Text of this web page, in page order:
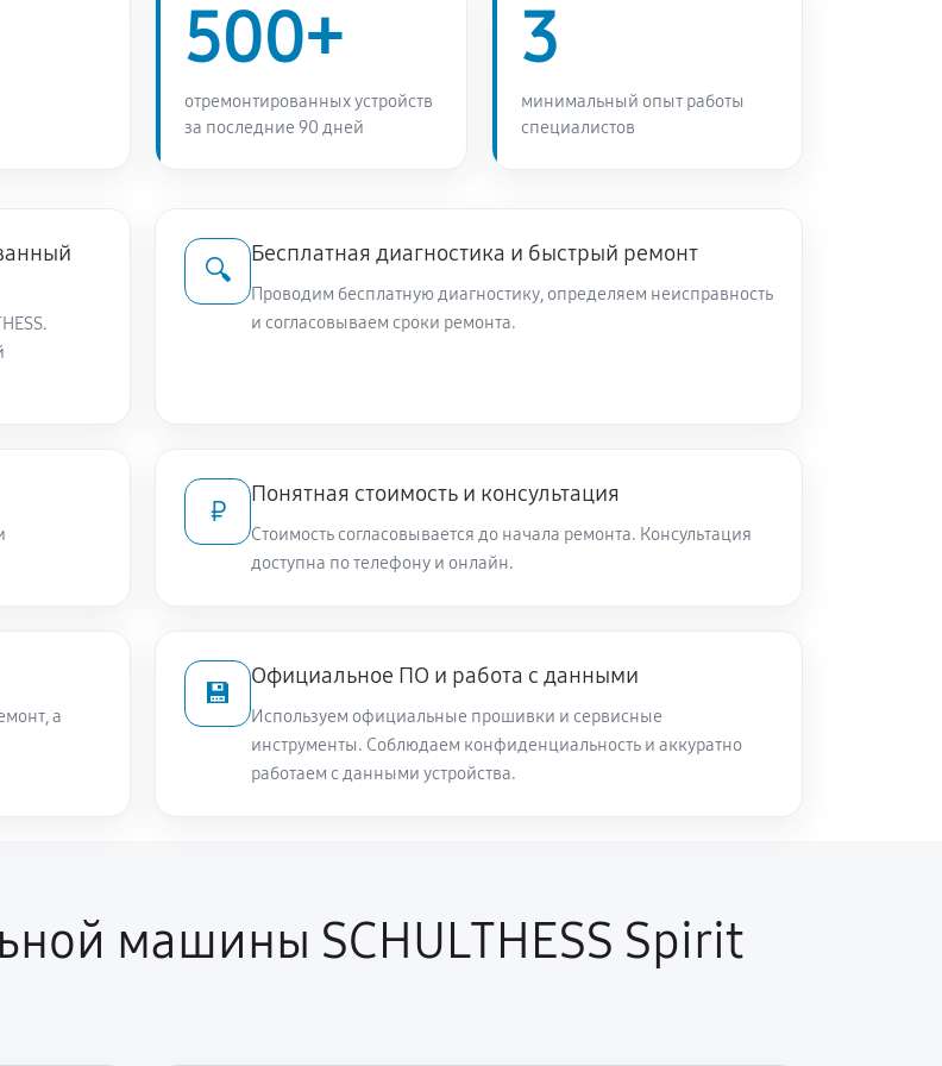
500+
отремонтированных устройств
за последние 90 дней
3
минимальный опыт работы
специалистов
🔍
Бесплатная диагностика и быстрый ремонт
Проводим бесплатную диагностику, определяем неисправность
и согласовываем сроки ремонта.
₽
Понятная стоимость и консультация
Стоимость согласовывается до начала ремонта. Консультация
доступна по телефону и онлайн.
а
💾
Официальное ПО и работа с данными
Используем официальные прошивки и сервисные
инструменты. Соблюдаем конфиденциальность и аккуратно
работаем с данными устройства.
машины SCHULTHESS Spirit